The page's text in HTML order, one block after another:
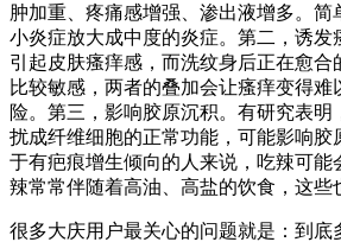
肿加重、疼痛感增强、渗出液增多。简
小炎症放大成中度的炎症。第二，诱发
引起皮肤瘙痒感，而洗纹身后正在愈合
比较敏感，两者的叠加会让瘙痒变得
险。第三，影响胶原沉积。有研究表
扰成纤维细胞的正常功能，可能影响胶
于有疤痕增生倾向的人来说，吃辣可能
辣常常伴随着高油、高盐的饮食，这些
很多大庆用户最关心的问题就是：到底